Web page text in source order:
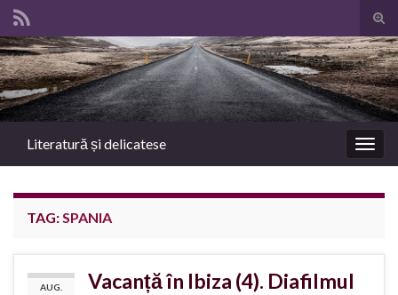
Search for:
Literatură și delicatese
TAG: SPANIA
AUG.
Vacanță în Ibiza (4). Diafilmul